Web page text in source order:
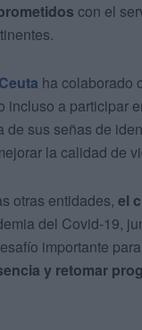
con el
ha colaborado
incluso a participar
de sus señas de
la calidad de
otras entidades, el
del Covid-19,
importante
y retomar